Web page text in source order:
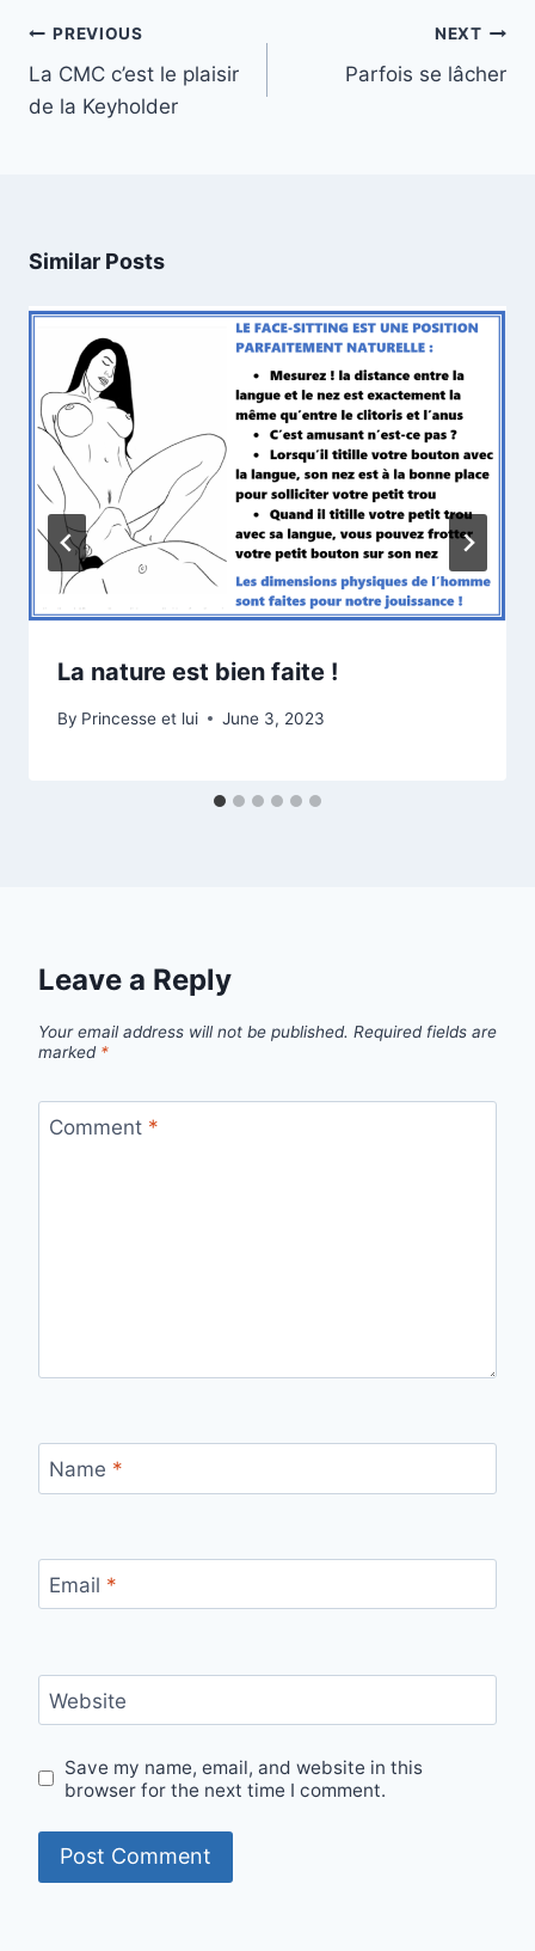
Post
navigation
PREVIOUS
La CMC c’est le plaisir
de la Keyholder
NEXT
Parfois se lâcher
Similar Posts
La nature est bien faite !
By Princesse et lui June 3, 2023
Leave a Reply
Your email address will not be published. Required fields are
marked *
Comment *
Name *
Email *
Website
Save my name, email, and website in this
browser for the next time I comment.